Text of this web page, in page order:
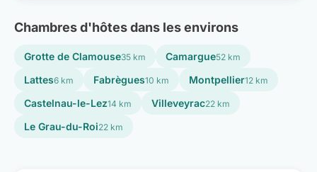
Chambres d'hôtes dans les environs
Grotte de Clamouse35 km Camargue52 km
Lattes6 km Fabrègues10 km Montpellier12 km
Castelnau-le-Lez14 km Villeveyrac22 km
Le Grau-du-Roi22 km